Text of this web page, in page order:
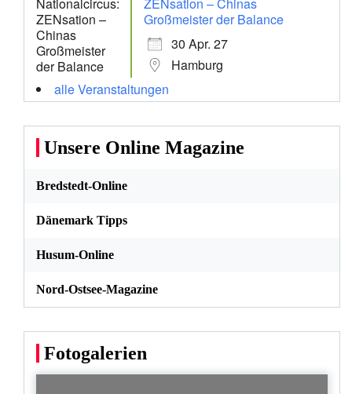
ZENsation – Chinas
Großmeister der Balance
30 Apr. 27
Hamburg
alle Veranstaltungen
Unsere Online Magazine
Bredstedt-Online
Dänemark Tipps
Husum-Online
Nord-Ostsee-Magazine
Fotogalerien